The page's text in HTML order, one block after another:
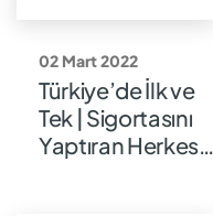
02 Mart 2022
Türkiye’de İlk ve
Tek | Sigortasını
Yaptıran Herkese